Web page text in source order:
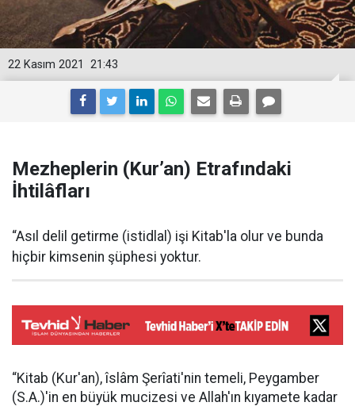
21:43
22 Kasım 2021
Mezheplerin (Kur’an) Etrafındaki
İhtilâfları
“Asıl delil getirme (istidlal) işi Kitab'la olur ve bunda
hiçbir kimsenin şüphesi yoktur.
“Kitab (Kur'an), îslâm Şerîati'nin temeli, Peygamber
(S.A.)'in en büyük mucizesi ve Allah'ın kıyamete kadar